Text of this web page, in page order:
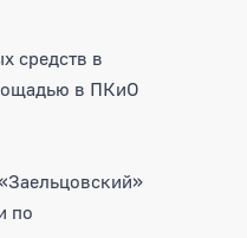
средств в
в ПКиО
по